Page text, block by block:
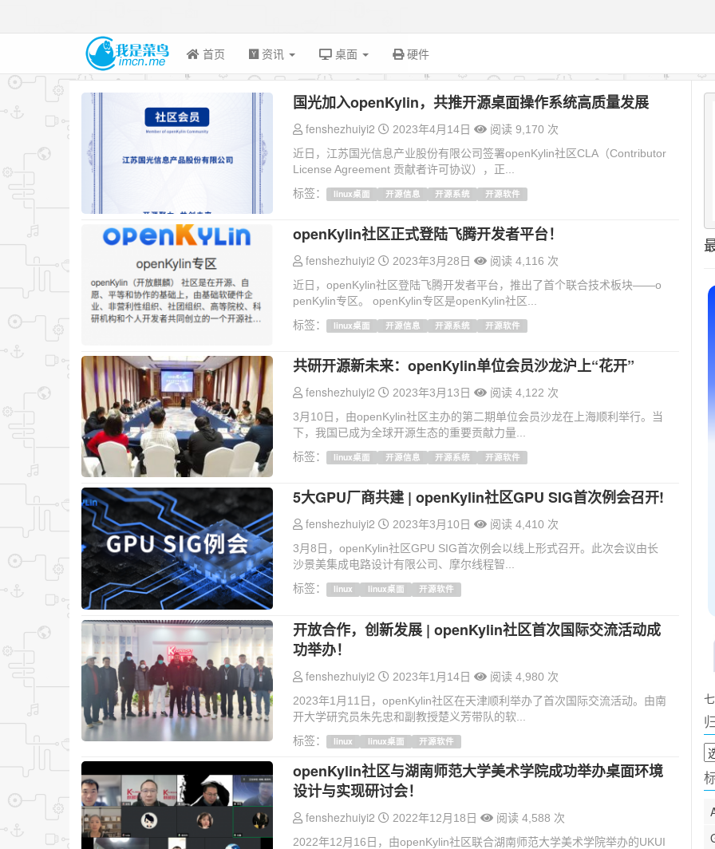
首页 资讯 桌面 硬件
国光加入openKylin，共推开源桌面操作系统高质量发展
fenshezhuiyi2 2023年4月14日
阅读 9,170 次
近日，江苏国光信息产业股份有限公司签署openKylin社区CLA（Contributor
License Agreement 贡献者许可协议），正...
标签：
linux桌面 开源信息 开源系统 开源软件
openKylin社区正式登陆飞腾开发者平台！
fenshezhuiyi2 2023年3月28日
阅读 4,116 次
近日，openKylin社区登陆飞腾开发者平台，推出了首个联合技术板块——o
penKylin专区。 openKylin专区是openKylin社区...
标签：
linux桌面 开源信息 开源系统 开源软件
共研开源新未来：openKylin单位会员沙龙沪上“花开”
fenshezhuiyi2 2023年3月13日
阅读 4,122 次
3月10日，由openKylin社区主办的第二期单位会员沙龙在上海顺利举行。当
下，我国已成为全球开源生态的重要贡献力量...
标签：
linux桌面 开源信息 开源系统 开源软件
5大GPU厂商共建 | openKylin社区GPU SIG首次例会召开!
fenshezhuiyi2 2023年3月10日
阅读 4,410 次
3月8日，openKylin社区GPU SIG首次例会以线上形式召开。此次会议由长
沙景美集成电路设计有限公司、摩尔线程智...
标签：
linux linux桌面 开源软件
开放合作，创新发展 | openKylin社区首次国际交流活动成
功举办！
fenshezhuiyi2 2023年1月14日
阅读 4,980 次
2023年1月11日，openKylin社区在天津顺利举办了首次国际交流活动。由南
开大学研究员朱先忠和副教授楚义芳带队的软...
标签：
linux linux桌面 开源软件
openKylin社区与湖南师范大学美术学院成功举办桌面环境
设计与实现研讨会！
fenshezhuiyi2 2022年12月18日
阅读 4,588 次
2022年12月16日，由openKylin社区联合湖南师范大学美术学院举办的UKUI
归
档